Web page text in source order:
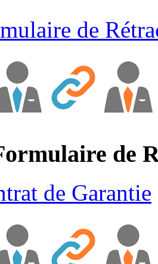
de
de
de Garantie